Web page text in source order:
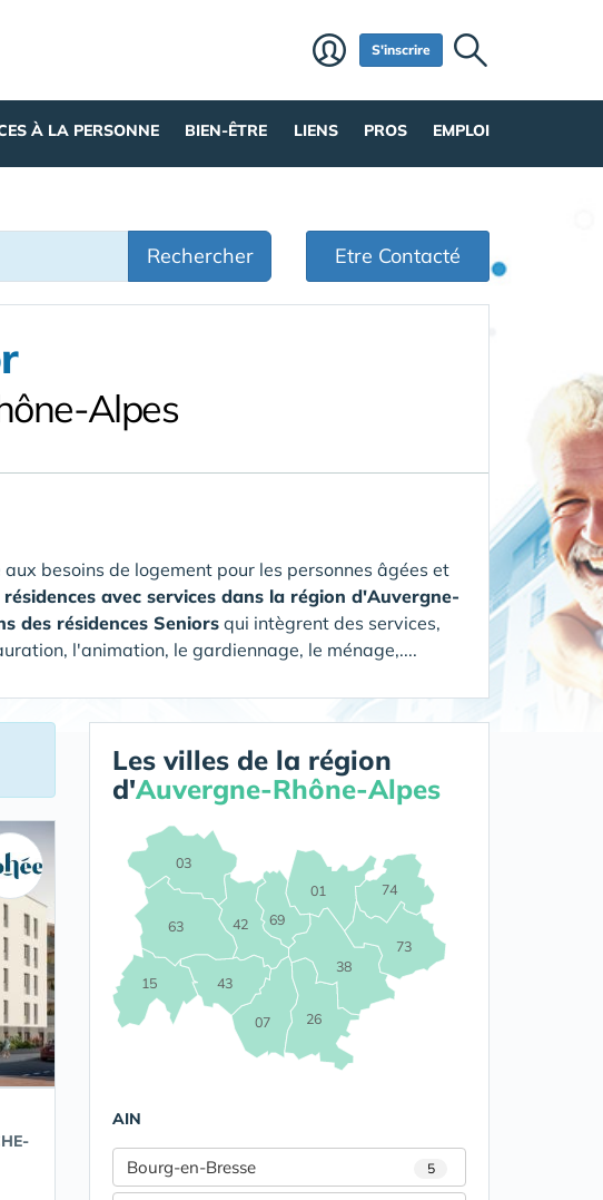
S'inscrire
À LA PERSONNE BIEN-ÊTRE LIENS PROS EMPLOI
Rechercher Etre Contacté
Alpes
besoins de logement pour les personnes âgées et
résidences avec services dans la région d'Auvergne-
des résidences Seniors qui intègrent des services,
l'animation, le gardiennage, le ménage,....
Les villes de la région
d'Auvergne-Rhône-Alpes
01
03
07
15
26
38
42
43
63
69
73
74
AIN
Bourg-en-Bresse 5